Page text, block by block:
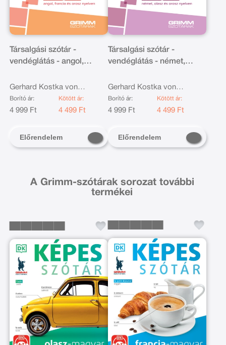
Társalgási szótár -
vendéglátás - angol,
Gerhard Kostka von
Liebinsfeld, Urte Albrecht
Borító ár:
4 999 Ft
Kötött ár:
4 499 Ft
Előrendelem
Társalgási szótár -
vendéglátás - német,
Gerhard Kostka von
Liebinsfeld, Urte Albrecht
Borító ár:
4 999 Ft
Kötött ár:
4 499 Ft
Előrendelem
A Grimm-szótárak sorozat további
termékei